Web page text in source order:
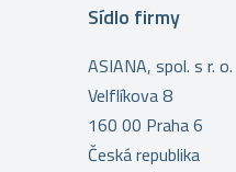
Sídlo firmy
ASIANA, spol. s r. o.
Velflíkova 8
160 00 Praha 6
Česká republika